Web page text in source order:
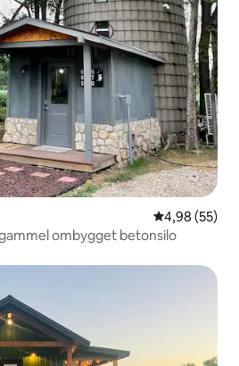
4,98 ud af 5 i
4,98 (55)
gammel ombygget betonsilo